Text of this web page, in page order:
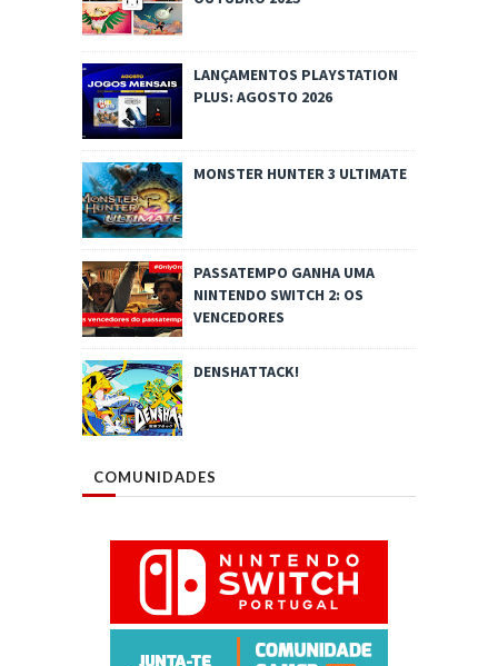
LANÇAMENTOS PLAYSTATION
PLUS: AGOSTO 2026
MONSTER HUNTER 3 ULTIMATE
PASSATEMPO GANHA UMA
NINTENDO SWITCH 2: OS
VENCEDORES
DENSHATTACK!
COMUNIDADES